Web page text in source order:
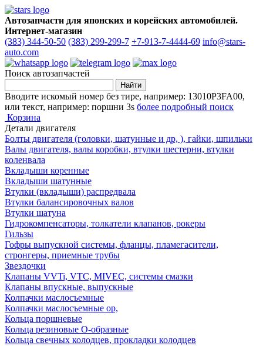
Автозапчасти для японских и корейских автомобилей.
Интернет-магазин
(383) 344-50-50 (383) 299-299-7 +7-913-7-4444-69 info@stars-
auto.com
Поиск автозапчастей
Вводите искомый номер без тире, например: 13010P3FA00,
или текст, например: поршни 3s более подробный поиск
Корзина
Детали двигателя
Болты двигателя (головки, шатунные и др, ), гайки, шпильки
Валы двигателя, валы коробки, втулки шестерни, втулки
коленвала
Вкладыши коренные
Вкладыши шатунные
Втулки (вкладыши) распредвала
Втулки балансировочных валов
Втулки шатуна
Гидрокомпенсаторы, толкатели клапанов, рокеры
Гильзы
Гофры выпускной системы, фланцы, пламегасители,
стронгеры, приемные трубы
Звездочки
Клапаны VVTi, VTC, MIVEC, системы смазки
Клапаны впускные, выпускные
Колпачки маслосъемные
Колпачки маслосъемные ор,
Кольца поршневые
Кольца резиновые О-образные
Кольца свечных колодцев, прокладки колодцев